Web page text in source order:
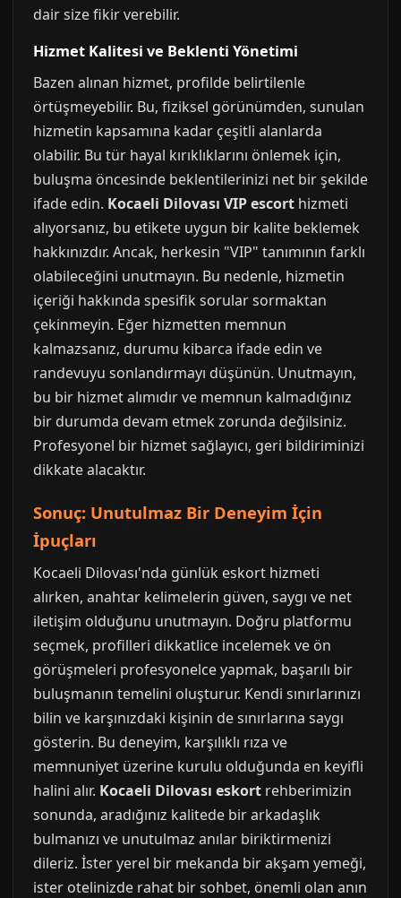
dair size fikir verebilir.
Hizmet Kalitesi ve Beklenti Yönetimi
Bazen alınan hizmet, profilde belirtilenle
örtüşmeyebilir. Bu, fiziksel görünümden, sunulan
hizmetin kapsamına kadar çeşitli alanlarda
olabilir. Bu tür hayal kırıklıklarını önlemek için,
buluşma öncesinde beklentilerinizi net bir şekilde
ifade edin. Kocaeli Dilovası VIP escort hizmeti
alıyorsanız, bu etikete uygun bir kalite beklemek
hakkınızdır. Ancak, herkesin "VIP" tanımının farklı
olabileceğini unutmayın. Bu nedenle, hizmetin
içeriği hakkında spesifik sorular sormaktan
çekinmeyin. Eğer hizmetten memnun
kalmazsanız, durumu kibarca ifade edin ve
randevuyu sonlandırmayı düşünün. Unutmayın,
bu bir hizmet alımıdır ve memnun kalmadığınız
bir durumda devam etmek zorunda değilsiniz.
Profesyonel bir hizmet sağlayıcı, geri bildiriminizi
dikkate alacaktır.
Sonuç: Unutulmaz Bir Deneyim İçin
İpuçları
Kocaeli Dilovası'nda günlük eskort hizmeti
alırken, anahtar kelimelerin güven, saygı ve net
iletişim olduğunu unutmayın. Doğru platformu
seçmek, profilleri dikkatlice incelemek ve ön
görüşmeleri profesyonelce yapmak, başarılı bir
buluşmanın temelini oluşturur. Kendi sınırlarınızı
bilin ve karşınızdaki kişinin de sınırlarına saygı
gösterin. Bu deneyim, karşılıklı rıza ve
memnuniyet üzerine kurulu olduğunda en keyifli
halini alır. Kocaeli Dilovası eskort rehberimizin
sonunda, aradığınız kalitede bir arkadaşlık
bulmanızı ve unutulmaz anılar biriktirmenizi
dileriz. İster yerel bir mekanda bir akşam yemeği,
ister otelinizde rahat bir sohbet, önemli olan anın